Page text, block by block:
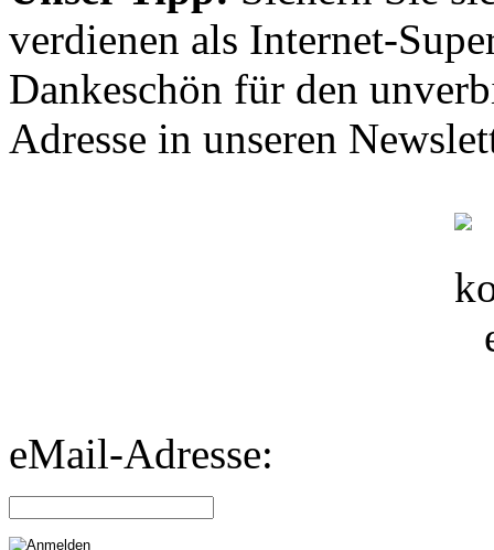
verdienen als Internet-
Dankeschön für den
Adresse in unseren
eMail-Adresse: